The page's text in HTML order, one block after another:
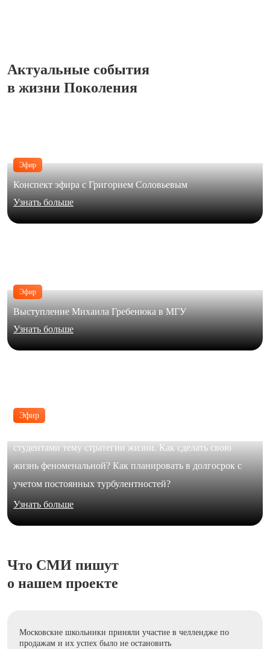
Актуальные события
в жизни Поколения
Эфир
студентами тему стратегии жизни. Как сделать свою
жизнь феноменальной? Как планировать в долгосрок с
учетом постоянных турбулентностей?
Узнать больше
Эфир
Конспект эфира с Григорием Соловьевым
Узнать больше
Эфир
Выступление Михаила Гребенюка в МГУ
Узнать больше
Что СМИ пишут
о нашем проекте
Московские школьники приняли участие в челлендже по
продажам и их успех было не остановить